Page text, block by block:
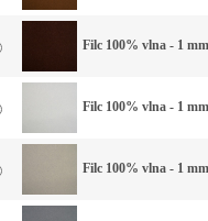
Filc 100% vlna - 1
Filc 100% vlna - 1
Filc 100% vlna - 1